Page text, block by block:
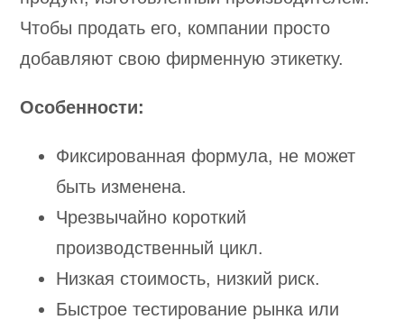
Чтобы продать его, компании просто
добавляют свою фирменную этикетку.
Особенности:
Фиксированная формула, не может
быть изменена.
Чрезвычайно короткий
производственный цикл.
Низкая стоимость, низкий риск.
Быстрое тестирование рынка или